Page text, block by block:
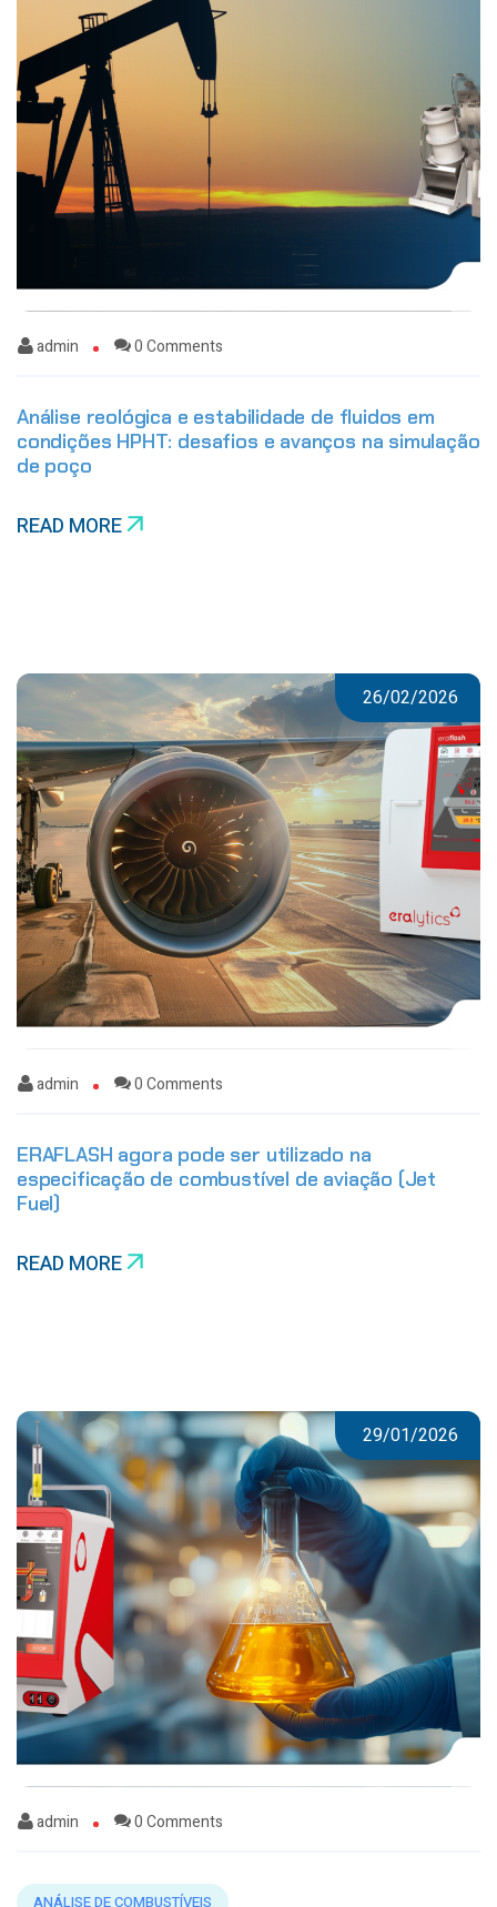
admin 0 Comments
Análise reológica e estabilidade de fluidos em
condições HPHT: desafios e avanços na simulação
de poço
READ MORE
26/02/2026
admin 0 Comments
ERAFLASH agora pode ser utilizado na
especificação de combustível de aviação (Jet
Fuel)
READ MORE
29/01/2026
admin 0 Comments
ANÁLISE DE COMBUSTÍVEIS